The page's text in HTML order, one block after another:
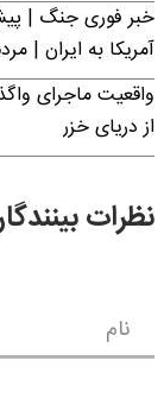
خبر فوری جنگ |
آمریکا به ایران |
واقعیت ماجرای
از دریای خزر
نظرات
نام